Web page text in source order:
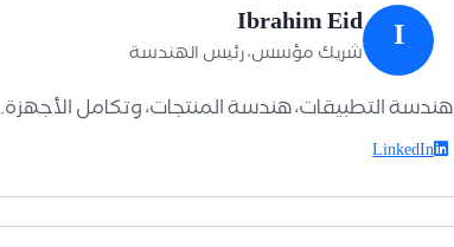
I
Ibrahim Eid
شريك مؤسس، رئيس الهندسة
هندسة التطبيقات، هندسة المنتجات، وتكامل الأجهزة.
LinkedIn